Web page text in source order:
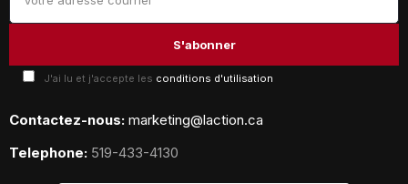
J'ai lu et j'accepte les conditions d'utilisation
Contactez-nous: marketing@laction.ca
Telephone: 519-433-4130